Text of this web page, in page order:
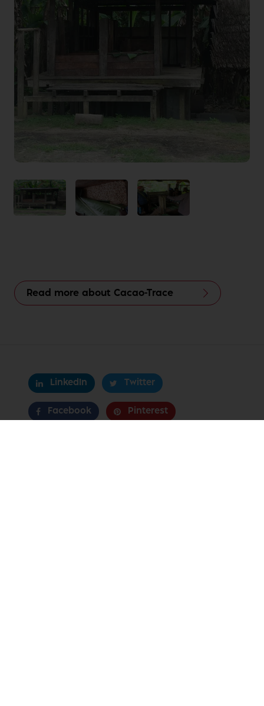
Read more about Cacao-Trace
LinkedIn Twitter
Facebook Pinterest